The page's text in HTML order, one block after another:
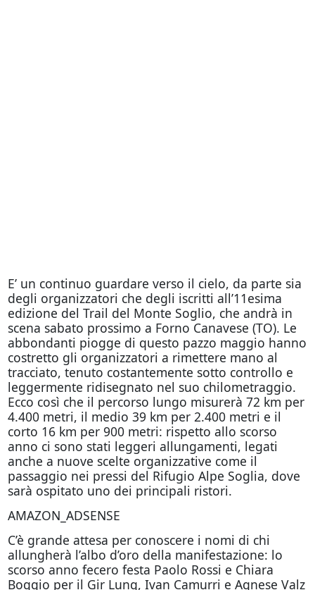
E’ un continuo guardare verso il cielo, da parte sia
degli organizzatori che degli iscritti all’11esima
edizione del Trail del Monte Soglio, che andrà in
scena sabato prossimo a Forno Canavese (TO). Le
abbondanti piogge di questo pazzo maggio hanno
costretto gli organizzatori a rimettere mano al
tracciato, tenuto costantemente sotto controllo e
leggermente ridisegnato nel suo chilometraggio.
Ecco così che il percorso lungo misurerà 72 km per
4.400 metri, il medio 39 km per 2.400 metri e il
corto 16 km per 900 metri: rispetto allo scorso
anno ci sono stati leggeri allungamenti, legati
anche a nuove scelte organizzative come il
passaggio nei pressi del Rifugio Alpe Soglia, dove
sarà ospitato uno dei principali ristori.
AMAZON_ADSENSE
C’è grande attesa per conoscere i nomi di chi
allungherà l’albo d’oro della manifestazione: lo
scorso anno fecero festa Paolo Rossi e Chiara
Boggio per il Gir Lung, Ivan Camurri e Agnese Valz